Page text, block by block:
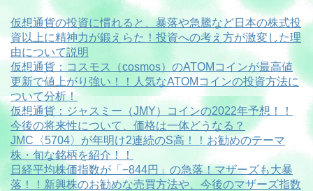
仮想通貨の投資に慣れると、暴落や急騰など日本の株式投
資以上に精神力が鍛えらた！投資への考え方が激変した理
由について説明
仮想通貨：コスモス（cosmos）のATOMコインが最高値
更新で値上がり強い！！人気なATOMコインの投資方法に
ついて分析！
仮想通貨：ジャスミー（JMY）コインの2022年予想！！
今後の将来性について、価格は一体どうなる？
JMC〈5704〉が年明け2連続のS高！！お勧めのテーマ
株・旬な銘柄を紹介！！
日経平均株価指数が「−844円」の急落！マザーズも大暴
落！！新興株のお勧めな売買方法や、今後のマザーズ指数